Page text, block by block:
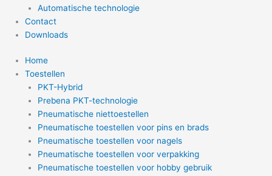
Automatische technologie
Contact
Downloads
Home
Toestellen
PKT-Hybrid
Prebena PKT-technologie
Pneumatische niettoestellen
Pneumatische toestellen voor pins en brads
Pneumatische toestellen voor nagels
Pneumatische toestellen voor verpakking
Pneumatische toestellen voor hobby gebruik